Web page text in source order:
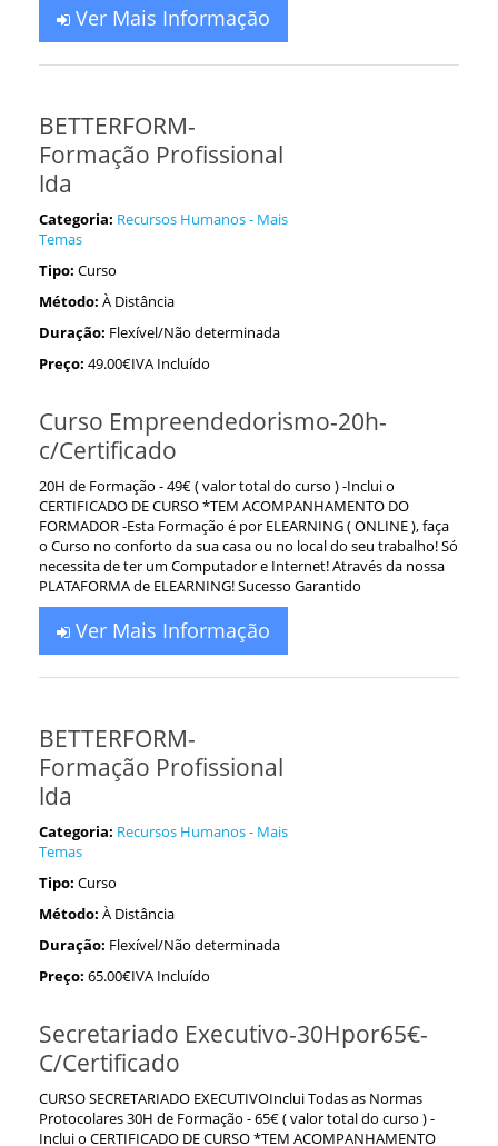
Ver Mais Informação
BETTERFORM-
Formação Profissional
lda
Categoria: Recursos Humanos - Mais
Temas
Tipo: Curso
Método: À Distância
Duração: Flexível/Não determinada
Preço: 49.00€IVA Incluído
Curso Empreendedorismo-20h-
c/Certificado
20H de Formação - 49€ ( valor total do curso ) -Inclui o
CERTIFICADO DE CURSO *TEM ACOMPANHAMENTO DO
FORMADOR -Esta Formação é por ELEARNING ( ONLINE ), faça
o Curso no conforto da sua casa ou no local do seu trabalho! Só
necessita de ter um Computador e Internet! Através da nossa
PLATAFORMA de ELEARNING! Sucesso Garantido
Ver Mais Informação
BETTERFORM-
Formação Profissional
lda
Categoria: Recursos Humanos - Mais
Temas
Tipo: Curso
Método: À Distância
Duração: Flexível/Não determinada
Preço: 65.00€IVA Incluído
Secretariado Executivo-30Hpor65€-
C/Certificado
CURSO SECRETARIADO EXECUTIVOInclui Todas as Normas
Protocolares 30H de Formação - 65€ ( valor total do curso ) -
Inclui o CERTIFICADO DE CURSO *TEM ACOMPANHAMENTO